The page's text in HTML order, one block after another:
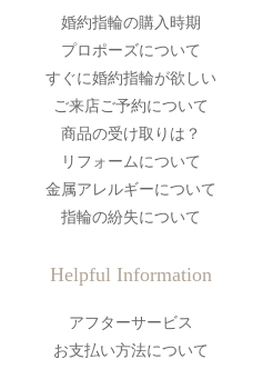
婚約指輪の購入時期
プロポーズについて
すぐに婚約指輪が欲しい
ご来店ご予約について
商品の受け取りは？
リフォームについて
金属アレルギーについて
指輪の紛失について
Helpful Information
アフターサービス
お支払い方法について